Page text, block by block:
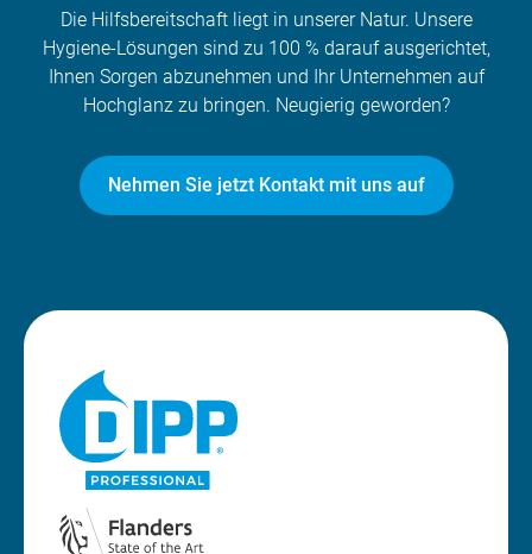
Die Hilfsbereitschaft liegt in unserer Natur. Unsere
Hygiene-Lösungen sind zu 100 % darauf ausgerichtet,
Ihnen Sorgen abzunehmen und Ihr Unternehmen auf
Hochglanz zu bringen. Neugierig geworden?
Nehmen Sie jetzt Kontakt mit uns auf